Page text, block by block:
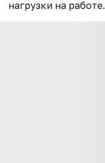
нагрузки на работе.